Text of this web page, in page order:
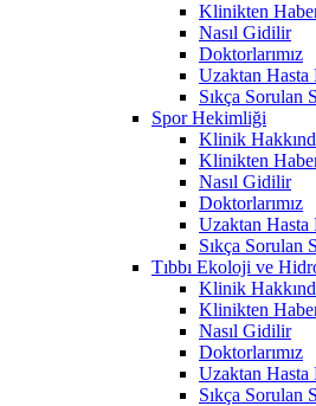
Klinikten
Nasıl Gidilir
Doktorlarımız
Uzaktan Hasta
Sıkça Sorulan
Spor Hekimliği
Klinik
Klinikten
Nasıl Gidilir
Doktorlarımız
Uzaktan Hasta
Sıkça Sorulan
Tıbbı Ekoloji ve
Klinik
Klinikten
Nasıl Gidilir
Doktorlarımız
Uzaktan Hasta
Sıkça Sorulan